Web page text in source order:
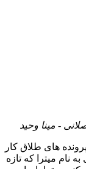
- مینا وحید
های طلاق کار
نام میترا که تازه